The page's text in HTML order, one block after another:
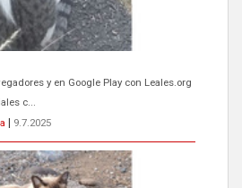
y en Google Play con Leales.org
c...
9.7.2025